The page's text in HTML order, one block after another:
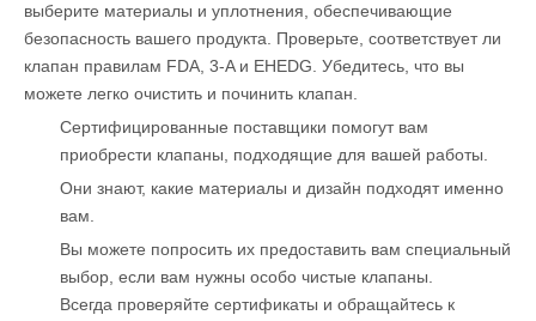
выберите материалы и уплотнения, обеспечивающие
безопасность вашего продукта. Проверьте, соответствует ли
клапан правилам FDA, 3-A и EHEDG. Убедитесь, что вы
можете легко очистить и починить клапан.
Сертифицированные поставщики помогут вам
приобрести клапаны, подходящие для вашей работы.
Они знают, какие материалы и дизайн подходят именно
вам.
Вы можете попросить их предоставить вам специальный
выбор, если вам нужны особо чистые клапаны.
Всегда проверяйте сертификаты и обращайтесь к